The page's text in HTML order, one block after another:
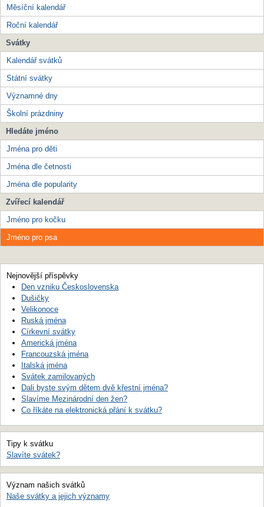
Měsíční kalendář
Roční kalendář
Svátky
Kalendář svátků
Státní svátky
Významné dny
Školní prázdniny
Hledáte jméno
Jména pro děti
Jména dle četnosti
Jména dle popularity
Zvířecí kalendář
Jméno pro kočku
Jméno pro psa
Nejnovější příspěvky
Den vzniku Československa
Dušičky
Velikonoce
Ruská jména
Církevní svátky
Americká jména
Francouzská jména
Italská jména
Svátek zamilovaných
Dali byste svým dětem dvě křestní jména?
Slavíme Mezinárodní den žen?
Co říkáte na elektronická přání k svátku?
Tipy k svátku
Slavíte svátek?
Význam našich svátků
Naše svátky a jejich významy